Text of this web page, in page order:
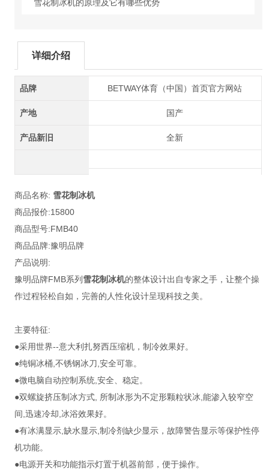
雪花制冰机的原理及它有哪些优势
详细介绍
品牌 BETWAY体育（中国）首页官方网站
产地 国产
产品新旧 全新
商品名称: 雪花制冰机
商品报价:15800
商品型号:FMB40
商品品牌:豫明品牌
产品说明:
豫明品牌FMB系列 雪花制冰机的整体设计出自专家之手，让整个操
作过程轻松自如，完善的人性化设计呈现科技之美。
主要特征:
●采用世界--意大利扎努西压缩机，制冷效果好。
●纯铜冰桶,不锈钢冰刀,安全可靠。
●微电脑自动控制系统,安全、稳定。
●双螺旋挤压制冰方式, 所制冰形为不定形颗粒状冰,能渗入较窄空
间,迅速冷却,冰浴效果好。
●有冰满显示,缺水显示,制冷剂缺少显示，故障警告显示等保护性停
机功能。
●电源开关和功能指示灯置于机器前部，便于操作。